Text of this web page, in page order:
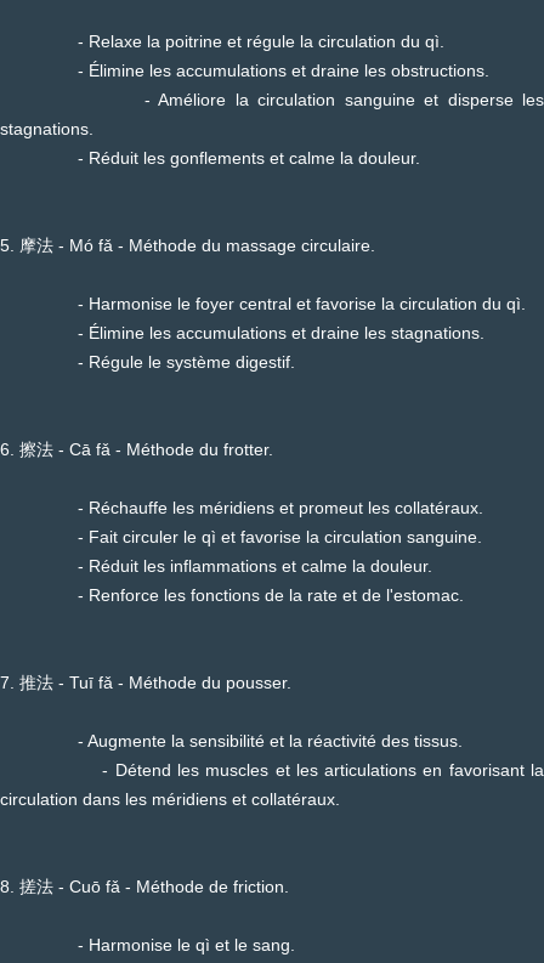
- Relaxe la poitrine et régule la circulation du qì.
- Élimine les accumulations et draine les obstructions.
- Améliore la circulation sanguine et disperse les
stagnations.
- Réduit les gonflements et calme la douleur.
5. 摩法 - Mó fǎ - Méthode du massage circulaire.
- Harmonise le foyer central et favorise la circulation du qì.
- Élimine les accumulations et draine les stagnations.
- Régule le système digestif.
6. 擦法 - Cā fǎ - Méthode du frotter.
- Réchauffe les méridiens et promeut les collatéraux.
- Fait circuler le qì et favorise la circulation sanguine.
- Réduit les inflammations et calme la douleur.
- Renforce les fonctions de la rate et de l'estomac.
7. 推法 - Tuī fǎ - Méthode du pousser.
- Augmente la sensibilité et la réactivité des tissus.
- Détend les muscles et les articulations en favorisant la
circulation dans les méridiens et collatéraux.
8. 搓法 - Cuō fǎ - Méthode de friction.
- Harmonise le qì et le sang.